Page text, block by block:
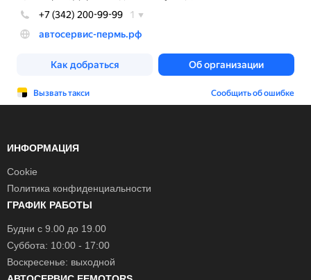
ИНФОРМАЦИЯ
Cookie
Политика конфиденциальности
ГРАФИК РАБОТЫ
Будни с 9.00 до 19.00
Суббота: 10:00 - 17:00
Воскресенье: выходной